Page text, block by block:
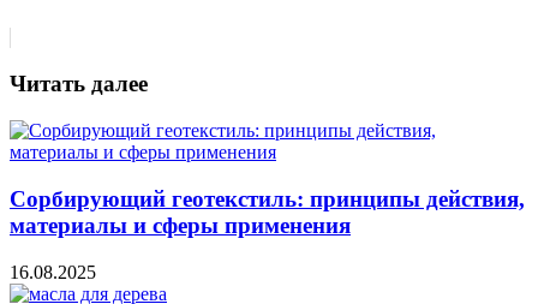
Читать далее
Сорбирующий геотекстиль: принципы действия,
материалы и сферы применения
16.08.2025